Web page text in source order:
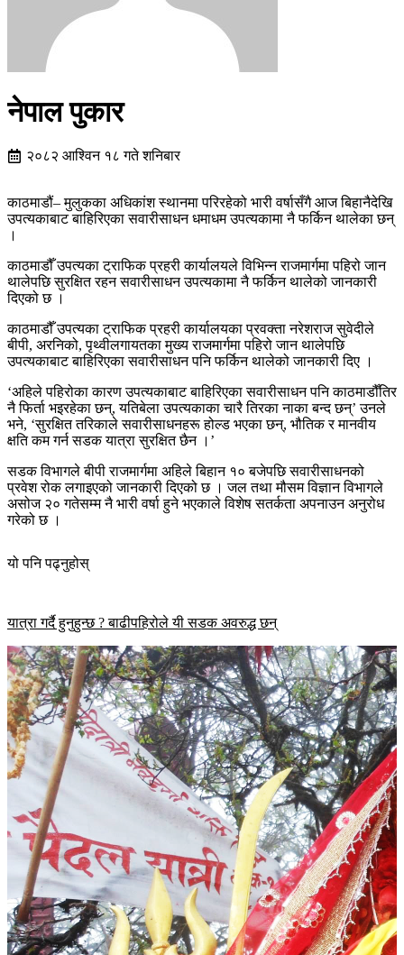
नेपाल पुकार
२०८२ आश्विन १८ गते शनिबार
काठमाडौं– मुलुकका अधिकांश स्थानमा परिरहेको भारी वर्षासँगै आज बिहानैदेखि
उपत्यकाबाट बाहिरिएका सवारीसाधन धमाधम उपत्यकामा नै फर्किन थालेका छन्
।
काठमाडौँ उपत्यका ट्राफिक प्रहरी कार्यालयले विभिन्न राजमार्गमा पहिरो जान
थालेपछि सुरक्षित रहन सवारीसाधन उपत्यकामा नै फर्किन थालेको जानकारी
दिएको छ ।
काठमाडौँ उपत्यका ट्राफिक प्रहरी कार्यालयका प्रवक्ता नरेशराज सुवेदीले
बीपी, अरनिको, पृथ्वीलगायतका मुख्य राजमार्गमा पहिरो जान थालेपछि
उपत्यकाबाट बाहिरिएका सवारीसाधन पनि फर्किन थालेको जानकारी दिए ।
‘अहिले पहिरोका कारण उपत्यकाबाट बाहिरिएका सवारीसाधन पनि काठमाडौँतिर
नै फिर्ता भइरहेका छन्, यतिबेला उपत्यकाका चारै तिरका नाका बन्द छन्’ उनले
भने, ‘सुरक्षित तरिकाले सवारीसाधनहरू होल्ड भएका छन्, भौतिक र मानवीय
क्षति कम गर्न सडक यात्रा सुरक्षित छैन ।’
सडक विभागले बीपी राजमार्गमा अहिले बिहान १० बजेपछि सवारीसाधनको
प्रवेश रोक लगाइएको जानकारी दिएको छ । जल तथा मौसम विज्ञान विभागले
असोज २० गतेसम्म नै भारी वर्षा हुने भएकाले विशेष सतर्कता अपनाउन अनुरोध
गरेको छ ।
यो पनि पढ्नुहोस्
यात्रा गर्दै हुनुहुन्छ ? बाढीपहिरोले यी सडक अवरुद्ध छन्